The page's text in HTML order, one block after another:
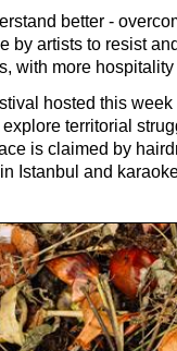
better -
by artists to resist
with more
hosted this
territorial
is claimed by
Istanbul and